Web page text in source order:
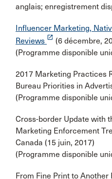
anglais; enregistrement
Influencer Marketing,
Reviews launch (6 décembre,
(Programme disponible
2017 Marketing Practices
Bureau Priorities in
(Programme disponible
Cross-border Update with
Marketing Enforcement
Canada (15 juin, 2017)
(Programme disponible
From Fine Print to